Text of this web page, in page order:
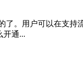
。用户可以在支
开通...